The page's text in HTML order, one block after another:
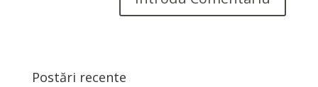
Postări recente